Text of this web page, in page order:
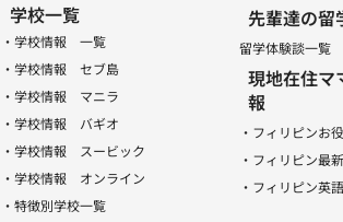
学校一覧
・学校情報 一覧
・学校情報 セブ島
・学校情報 マニラ
・学校情報 バギオ
・学校情報 スービック
・学校情報 オンライン
・特徴別学校一覧
先輩達の留
留学体験談一覧
現地在住マ
報
・フィリピンお
・フィリピン最
・フィリピン英